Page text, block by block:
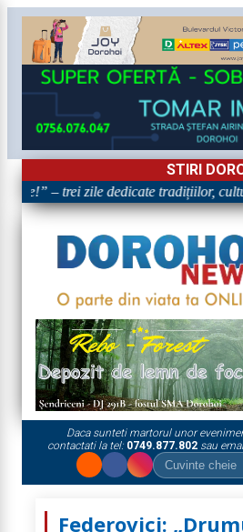
STIRI
– trei zile dedicate tradițiilor,
Daca sunteti martorul unor
contactati la tel: 0749.877.802sau
Federovici: